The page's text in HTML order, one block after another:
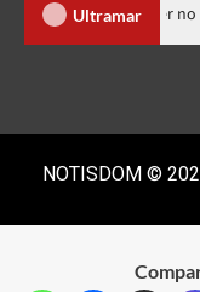
Ultramar Luis
NOTISDOM ©